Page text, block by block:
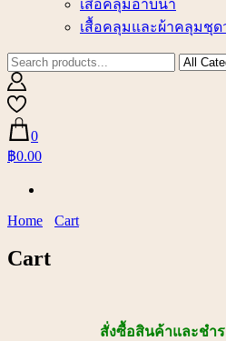
เสื้อคลุมอาบน้ำ
เสื้อคลุมและผ้าคลุมชุด
0
฿0.00
Home Cart
Cart
สั่งซื้อสินค้าและชำร